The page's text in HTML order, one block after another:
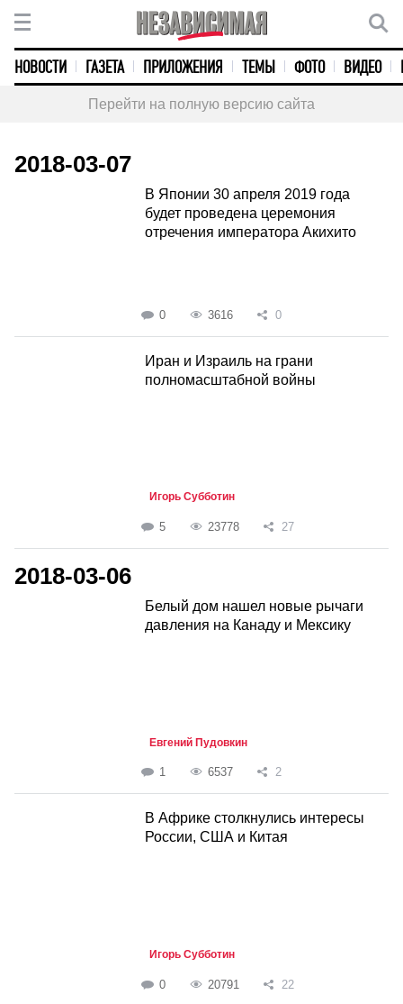
НОВОСТИ ГАЗЕТА ПРИЛОЖЕНИЯ ТЕМЫ ФОТО ВИДЕО
Перейти на полную версию сайта
2018-03-07
В Японии 30 апреля 2019 года
будет проведена церемония
отречения императора Акихито
0 3616 0
Иран и Израиль на грани
полномасштабной войны
Игорь Субботин
5 23778 27
2018-03-06
Белый дом нашел новые рычаги
давления на Канаду и Мексику
Евгений Пудовкин
1 6537 2
В Африке столкнулись интересы
России, США и Китая
Игорь Субботин
0 20791 22